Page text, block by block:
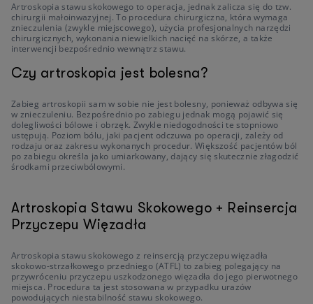
Artroskopia stawu skokowego to operacja, jednak zalicza się do tzw.
chirurgii małoinwazyjnej. To procedura chirurgiczna, która wymaga
znieczulenia (zwykle miejscowego), użycia profesjonalnych narzędzi
chirurgicznych, wykonania niewielkich nacięć na skórze, a także
interwencji bezpośrednio wewnątrz stawu.
Czy artroskopia jest bolesna?
Zabieg artroskopii sam w sobie nie jest bolesny, ponieważ odbywa się
w znieczuleniu. Bezpośrednio po zabiegu jednak mogą pojawić się
dolegliwości bólowe i obrzęk. Zwykle niedogodności te stopniowo
ustępują. Poziom bólu, jaki pacjent odczuwa po operacji, zależy od
rodzaju oraz zakresu wykonanych procedur. Większość pacjentów ból
po zabiegu określa jako umiarkowany, dający się skutecznie złagodzić
środkami przeciwbólowymi.
Artroskopia Stawu Skokowego + Reinsercja
Przyczepu Więzadła
Artroskopia stawu skokowego z reinsercją przyczepu więzadła
skokowo-strzałkowego przedniego (ATFL) to zabieg polegający na
przywróceniu przyczepu uszkodzonego więzadła do jego pierwotnego
miejsca. Procedura ta jest stosowana w przypadku urazów
powodujących niestabilność stawu skokowego.